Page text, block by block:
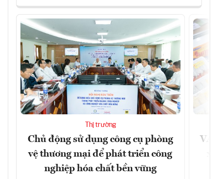
Thị trường
Chủ động sử dụng công cụ phòng
vệ thương mại để phát triển công
nghiệp hóa chất bền vững